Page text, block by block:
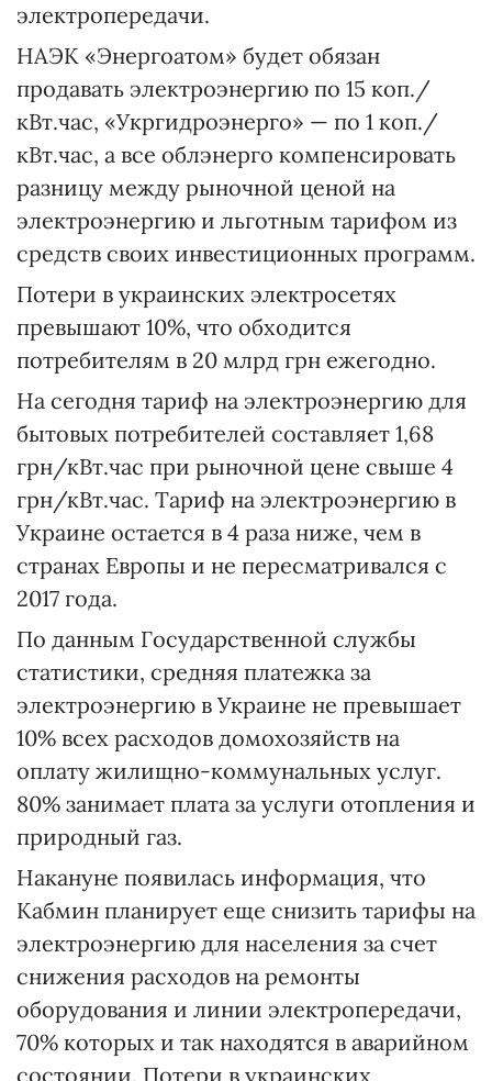
электропередачи.
НАЭК «Энергоатом» будет обязан
продавать электроэнергию по 15 коп./
кВт.час, «Укргидроэнерго» — по 1 коп./
кВт.час, а все облэнерго компенсировать
разницу между рыночной ценой на
электроэнергию и льготным тарифом из
средств своих инвестиционных программ.
Потери в украинских электросетях
превышают 10%, что обходится
потребителям в 20 млрд грн ежегодно.
На сегодня тариф на электроэнергию для
бытовых потребителей составляет 1,68
грн/кВт.час при рыночной цене свыше 4
грн/кВт.час. Тариф на электроэнергию в
Украине остается в 4 раза ниже, чем в
странах Европы и не пересматривался с
2017 года.
По данным Государственной службы
статистики, средняя платежка за
электроэнергию в Украине не превышает
10% всех расходов домохозяйств на
оплату жилищно-коммунальных услуг.
80% занимает плата за услуги отопления и
природный газ.
Накануне появилась информация, что
Кабмин планирует еще снизить тарифы на
электроэнергию для населения за счет
снижения расходов на ремонты
оборудования и линии электропередачи,
70% которых и так находятся в аварийном
состоянии. Потери в украинских